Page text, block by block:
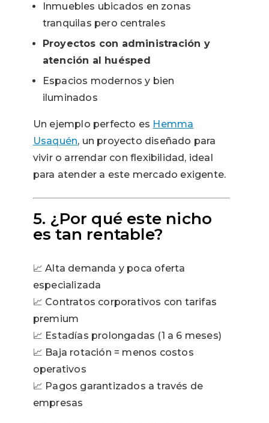
Inmuebles ubicados en zonas
tranquilas pero centrales
Proyectos con administración y
atención al huésped
Espacios modernos y bien
iluminados
Un ejemplo perfecto es Hemma
Usaquén, un proyecto diseñado para
vivir o arrendar con flexibilidad, ideal
para atender a este mercado exigente.
5. ¿Por qué este nicho
es tan rentable?
📈 Alta demanda y poca oferta
especializada
📈 Contratos corporativos con tarifas
premium
📈 Estadías prolongadas (1 a 6 meses)
📈 Baja rotación = menos costos
operativos
📈 Pagos garantizados a través de
empresas